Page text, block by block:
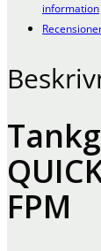
information
FPM